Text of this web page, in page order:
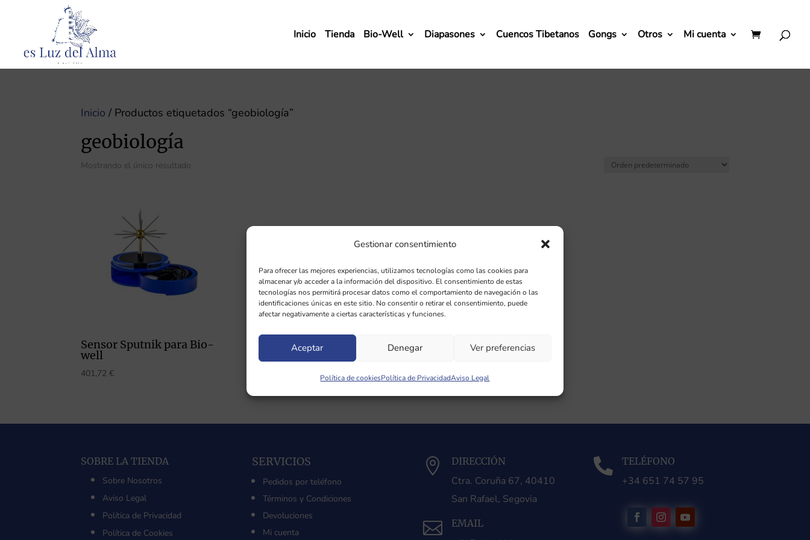
Gestionar consentimiento
Para ofrecer las mejores experiencias, utilizamos tecnologías como las cookies para
almacenar y/o acceder a la información del dispositivo. El consentimiento de estas
tecnologías nos permitirá procesar datos como el comportamiento de navegación o las
identificaciones únicas en este sitio. No consentir o retirar el consentimiento, puede
afectar negativamente a ciertas características y funciones.
Aceptar Denegar Ver preferencias
Política de cookiesPolítica de PrivacidadAviso Legal
Inicio Tienda Bio-Well Diapasones Cuencos Tibetanos Gongs Otros Mi cuenta
Inicio / Productos etiquetados “geobiología”
geobiología
Mostrando el único resultado
Sensor Sputnik para Bio-
well
401,72 €
SOBRE LA TIENDA
Sobre Nosotros
Aviso Legal
Política de Privacidad
Política de Cookies
SERVICIOS
Pedidos por teléfono
Términos y Condiciones
Devoluciones
Mi cuenta
 DIRECCIÓN
Ctra. Coruña 67, 40410
San Rafael, Segovia
 EMAIL
 TELÉFONO
+34 651 74 57 95